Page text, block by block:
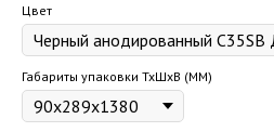
Цвет
Габариты упаковки ТхШхВ (ММ)